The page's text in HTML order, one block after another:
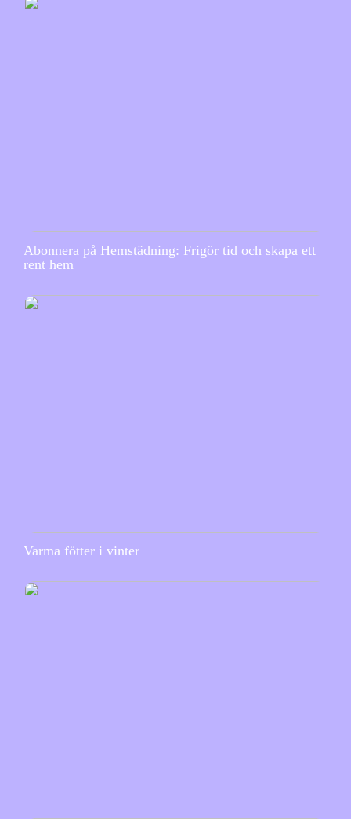
Abonnera på Hemstädning: Frigör tid och skapa ett
rent hem
Varma fötter i vinter